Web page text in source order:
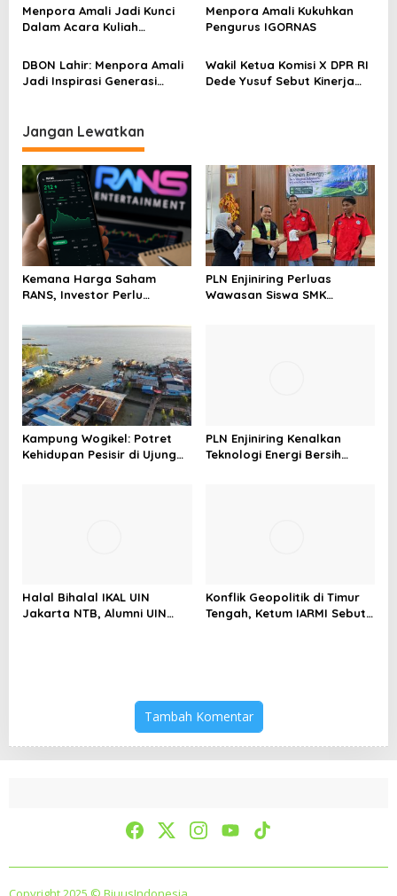
s
Menpora Amali Jadi Kunci
Dalam Acara Kuliah
Menpora Amali Kukuhkan
Pengurus IGORNAS
DBON Lahir: Menpora Amali
Jadi Inspirasi Generasi
Wakil Ketua Komisi X DPR RI
Dede Yusuf Sebut Kinerja
Jangan Lewatkan
Kemana Harga Saham
RANS, Investor Perlu
Menghindari Spekulasi
Berlebihan
PLN Enjiniring Perluas
Wawasan Siswa SMK
Kampung Wogikel: Potret
Kehidupan Pesisir di Ujung
PLN Enjiniring Kenalkan
Teknologi Energi Bersih
Halal Bihalal IKAL UIN
Jakarta NTB, Alumni UIN
Konflik Geopolitik di Timur
Tengah, Ketum IARMI Sebut
Tambah Komentar